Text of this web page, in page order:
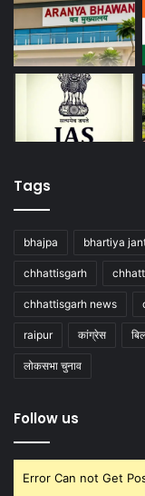
Tags
bhajpa bhartiya
chhattisgarh
chhattisgarh news
raipur कांग्रेस
लोकसभा चुनाव
Follow us
Error Can not Get